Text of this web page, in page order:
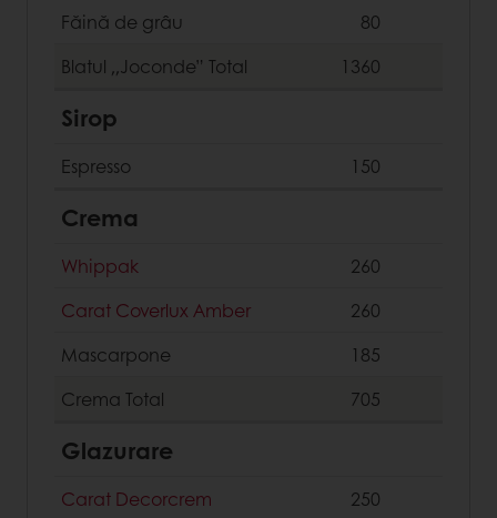
Făină de grâu
80
Blatul ,,Joconde” Total 1360
Sirop
Espresso 150
Crema
Whippak
260
Carat Coverlux Amber
260
Mascarpone
185
Crema Total 705
Glazurare
Carat Decorcrem
250